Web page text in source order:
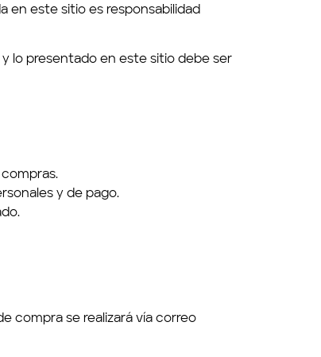
en este sitio es responsabilidad
lo presentado en este sitio debe ser
y de pago.
compra se realizará vía correo